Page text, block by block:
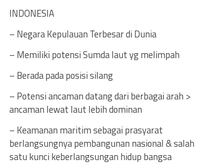
INDONESIA
– Negara Kepulauan Terbesar di Dunia
– Memiliki potensi Sumda laut yg melimpah
– Berada pada posisi silang
– Potensi ancaman datang dari berbagai arah >
ancaman lewat laut lebih dominan
– Keamanan maritim sebagai prasyarat
berlangsungnya pembangunan nasional & salah
satu kunci keberlangsungan hidup bangsa